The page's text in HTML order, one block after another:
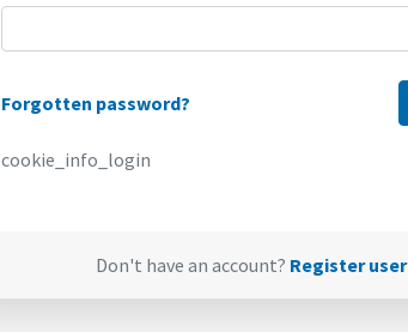
Forgotten password?
cookie_info_login
Don't have an account? Register user